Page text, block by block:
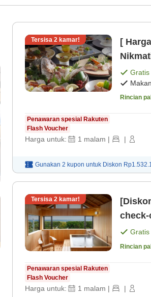
Tersisa 2 kamar!
[
Rincian
Penawaran spesial Rakuten
Flash Voucher
Harga untuk: 1 malam | |
Gunakan 2 kupon untuk Diskon
Tersisa 2 kamar!
check-
Rincian
Penawaran spesial Rakuten
Flash Voucher
Harga untuk: 1 malam | |